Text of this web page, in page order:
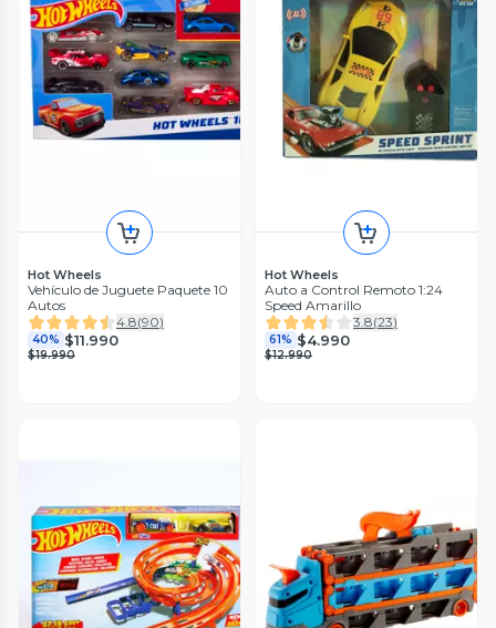
Hot Wheels
Vehículo de Juguete Paquete 10
Autos
4.8(90)
40% $11.990
$19.990
Hot Wheels
Auto a Control Remoto 1:24
Speed Amarillo
3.8(23)
61% $4.990
$12.990